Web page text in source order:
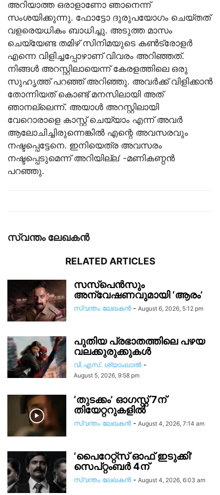
അറിയാത്ത ഒരാളാണോ ഞാനെന്ന്
സംശയിക്കുന്നു. ഫോട്ടോ ദുരുപയോഗം ചെയ്തത്
വളരെയധികം ബാധിച്ചു. അടുത്ത മാസം
ചെയ്യേണ്ട തമിഴ് സിനിമയുടെ കൺട്രോളർ
എന്നെ വിളിച്ചപ്പോഴാണ് വിവരം അറിഞ്ഞത്.
നിങ്ങൾ അറസ്റ്റിലായെന്ന് കേരളത്തിലെ ഒരു
സുഹൃത്ത് പറഞ്ഞ് അറിഞ്ഞു. അവർക്ക് വിളിക്കാൻ
തോന്നിയത് കൊണ്ട് മനസിലായി അത്
ഞാനല്ലെന്ന്. അയാൾ അറസ്റ്റിലായി
വേറൊരാളെ കാസ്റ്റ് ചെയ്യാം എന്ന് അവർ
ആലോചിച്ചിരുന്നെങ്കിൽ എന്റെ അവസരവും
നഷ്ടപ്പെട്ടേനെ. ഇനിയെത്ര അവസരം
നഷ്ടപ്പെടുമെന്ന് അറിയില്ല’ -മണികണ്ഠൻ
പറഞ്ഞു.
സ്വന്തം ലേഖകന്‍
RELATED ARTICLES
സസ്പെൻസും
അന്വേഷണവുമായി ‘ആരം’
സ്വന്തം ലേഖകന്‍ - August 6, 2026, 5:12 pm
പുതിയ പ്രഭാതത്തിലെ പഴയ
വലക്കുരുക്കുകൾ
വി.എസ്. ശ്യാംലാൽ -
August 5, 2026, 9:58 pm
‘തുടക്കം’ ഓഗസ്റ്റ് 7ന്
തിയേറ്ററുകളിൽ
സ്വന്തം ലേഖകന്‍ - August 4, 2026, 7:14 am
‘പൈറേറ്റ്സ് ഓഫ് ഇടുക്കി’
സെപ്റ്റംബർ 4ന്
സ്വന്തം ലേഖകന്‍ - August 4, 2026, 6:03 am